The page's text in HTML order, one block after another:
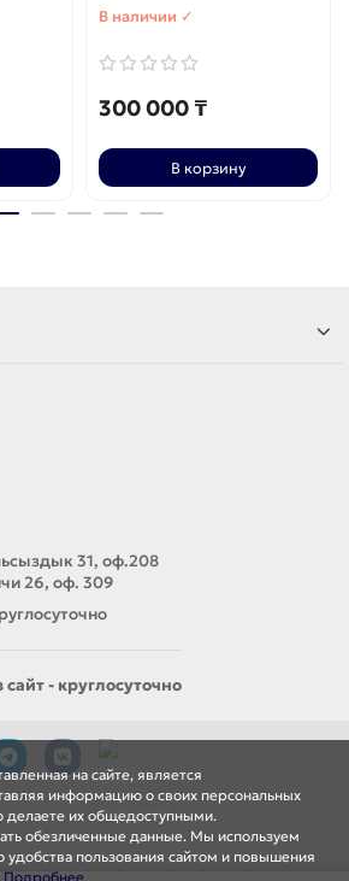
В наличии ✓
300 000 ₸
В корзину
на сайте, является
информацию о своих персональных
делаете их общедоступными.
обезличенные данные. Мы используем
пользования сайтом и повышения
Подробнее
31, оф.208
26, оф. 309
- круглосуточно